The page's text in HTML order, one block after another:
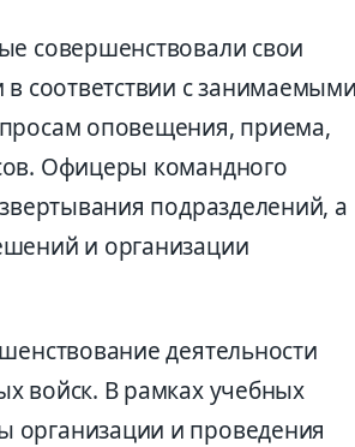
совершенствовали свои
соответствии с занимаемыми
оповещения, приема,
Офицеры командного
подразделений, а
и организации
деятельности
войск. В рамках учебных
и проведения